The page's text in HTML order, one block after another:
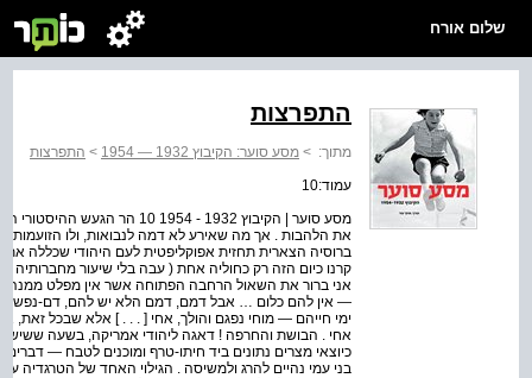
שלום אורח
התפרצות
מתוך: > מסע סוער: הקיבוץ 1932 — 1954 > התפרצות
עמוד:10
מסע סוער | הקיבוץ 1932 - 1954
ברוסיה הצארית תחזית אפוקליפטית לעם היהודי שכללה
קרנו כיום הזה רק כחוליה אחת ( עבה בלי שיעור
אני ברור את השאול הרחבה הפתוחה אשר אין מפלט ממנה
— אין להם כלום … אבל דמם, דמם הלא יש להם, דם-נפשם
ימי חייהם — מוחי נפגם והולך, אחי [ . . . ] אלא שבכל זאת,
אחי . הבושת והחרפה ! דאגה ליהודי אמריקה, בשעה
כיוצאי מצרים נתונים ביד חיתו-טרף ומוכנים לטבח —
בני עמי נהיים להרג ולמשיסה . הגילוי האחד של הטרגדיה